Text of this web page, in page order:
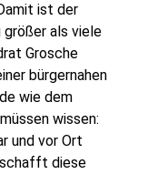
ist der
als viele
Grosche
bürgernahen
wie dem
wissen:
und vor Ort
schafft diese